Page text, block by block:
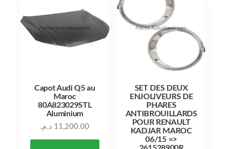
Capot Audi Q5 au
Maroc
80A823029STL
Aluminium
11,200.00 د.م.
SET DES DEUX
ENJOLIVEURS DE
PHARES
ANTIBROUILLARDS
POUR RENAULT
KADJAR MAROC
06/15 =>